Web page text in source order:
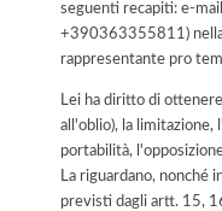
seguenti recapiti: e-
+390363355811) nella
rappresentante pro
Lei ha diritto di
all'oblio), la limitazione,
portabilità,
La riguardano,
previsti dagli artt. 15,